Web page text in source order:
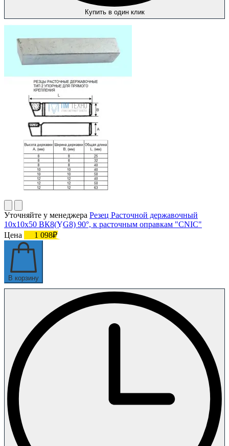
Купить в один клик
Уточняйте у менеджера Резец Расточной державочный
10х10х50 ВК8(YG8) 90°, к расточным оправкам "CNIC"
Цена
1 098₽
В корзину